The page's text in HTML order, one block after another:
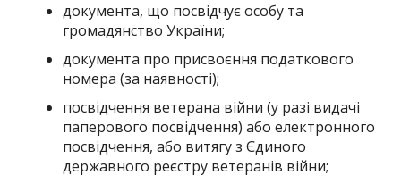
документа, що посвідчує особу та
громадянство України;
документа про присвоєння податкового
номера (за наявності);
посвідчення ветерана війни (у разі видачі
паперового посвідчення) або електронного
посвідчення, або витягу з Єдиного
державного реєстру ветеранів війни;